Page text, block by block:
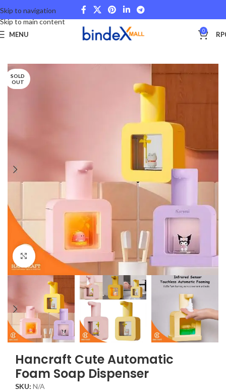
Skip to navigation
Skip to main content
MENU 0 RP
Beranda Interior & Furniture
SOLD
OUT
Click to enlarge
Hancraft Cute Automatic
Foam Soap Dispenser
SKU: N/A